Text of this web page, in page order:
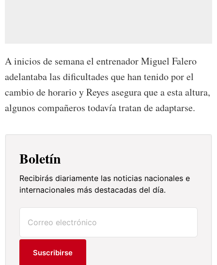
A inicios de semana el entrenador Miguel Falero
adelantaba las dificultades que han tenido por el
cambio de horario y Reyes asegura que a esta altura,
algunos compañeros todavía tratan de adaptarse.
Boletín
Recibirás diariamente las noticias nacionales e
internacionales más destacadas del día.
Suscribirse